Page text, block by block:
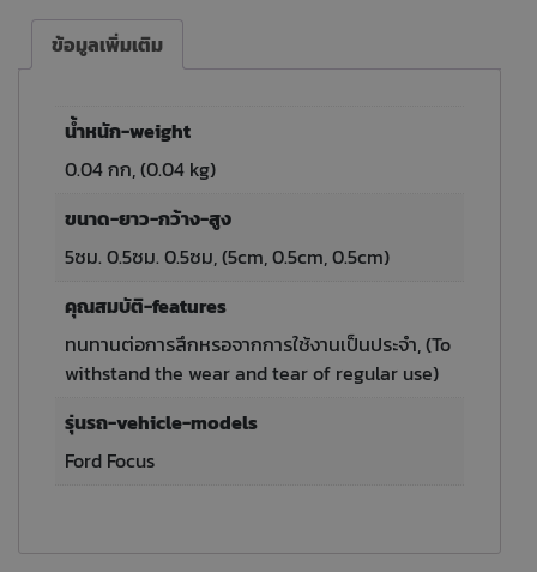
ข้อมูลเพิ่มเติม
น้ำหนัก-weight
0.04 กก, (0.04 kg)
ขนาด-ยาว-กว้าง-สูง
5ซม. 0.5ซม. 0.5ซม, (5cm, 0.5cm, 0.5cm)
คุณสมบัติ-features
ทนทานต่อการสึกหรอจากการใช้งานเป็นประจำ, (To
withstand the wear and tear of regular use)
รุ่นรถ-vehicle-models
Ford Focus